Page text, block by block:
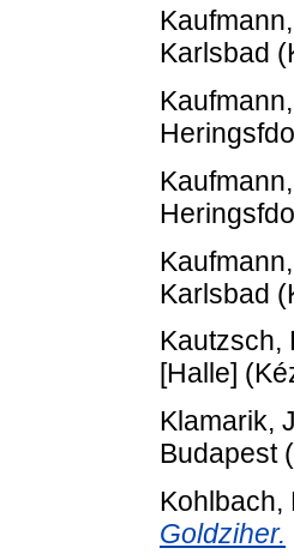
Karlsbad
Karlsbad
Kautzsch,
[Halle]
Klamarik,
Budapest
Kohlbach,
Goldziher.